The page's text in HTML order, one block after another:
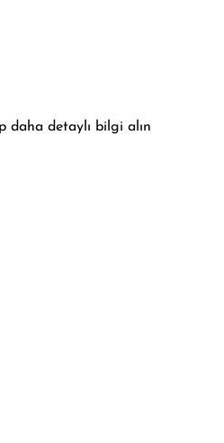
daha detaylı bilgi alın